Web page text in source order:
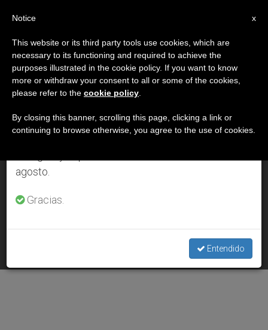
DÍA
Mayo 9th, 2003
ÚLTIMAS NOTICIAS
España: La Iglesia comienza la campaña de la asignación
MAY 09, 2003 00:00
×
Aviso importante
Del 27 de julio al 7 de agosto haremos la pausa
anual, aprovechando que en el periodo de verano
se generan menos informaciones y también el
agosto.
Gracias.
Entendido
x
Notice
This website or its third party tools use cookies, which are
necessary to its functioning and required to achieve the
purposes illustrated in the cookie policy. If you want to know
more or withdraw your consent to all or some of the cookies,
please refer to the cookie policy
By closing this banner, scrolling this page, clicking a link or
continuing to browse otherwise, you agree to the use of cookies.